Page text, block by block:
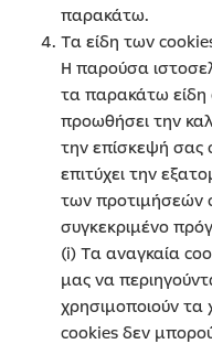
παρακάτω.
Τα είδη των
Η παρούσα
τα παρακάτω είδη
προωθήσει την
την επίσκεψή σας
επιτύχει την
των προτιμήσεών
συγκεκριμένο
(i) Τα αναγκαία
μας να
χρησιμοποιούν τα
cookies δεν